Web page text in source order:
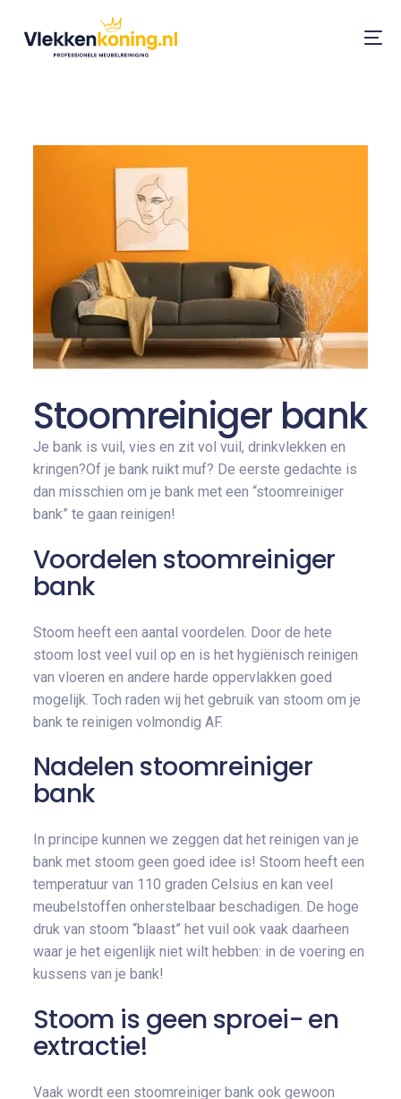
Stoomreiniger bank
Je bank is vuil, vies en zit vol vuil, drinkvlekken en
kringen?Of je bank ruikt muf? De eerste gedachte is
dan misschien om je bank met een “stoomreiniger
bank” te gaan reinigen!
Voordelen stoomreiniger
bank
Stoom heeft een aantal voordelen. Door de hete
stoom lost veel vuil op en is het hygiënisch reinigen
van vloeren en andere harde oppervlakken goed
mogelijk. Toch raden wij het gebruik van stoom om je
bank te reinigen volmondig AF.
Nadelen stoomreiniger
bank
In principe kunnen we zeggen dat het reinigen van je
bank met stoom geen goed idee is! Stoom heeft een
temperatuur van 110 graden Celsius en kan veel
meubelstoffen onherstelbaar beschadigen. De hoge
druk van stoom “blaast” het vuil ook vaak daarheen
waar je het eigenlijk niet wilt hebben: in de voering en
kussens van je bank!
Stoom is geen sproei- en
extractie!
Vaak wordt een stoomreiniger bank ook gewoon